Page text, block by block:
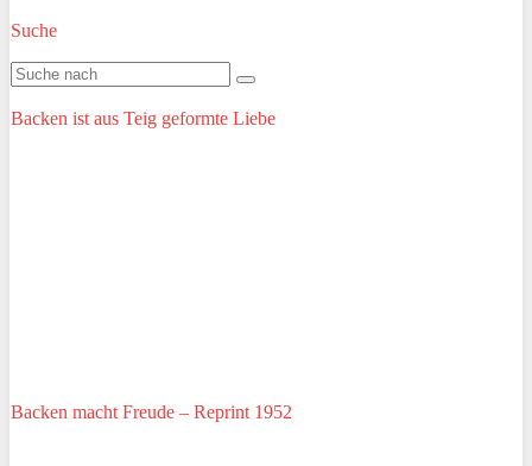
Suche
Backen ist aus Teig geformte Liebe
Backen macht Freude – Reprint 1952